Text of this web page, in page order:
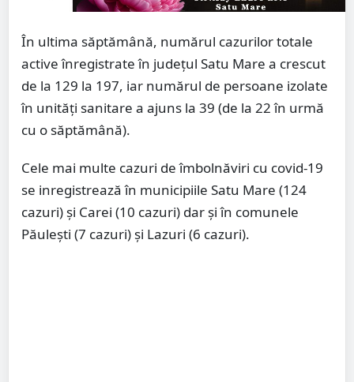
În ultima săptămână, numărul cazurilor totale
active înregistrate în județul Satu Mare a crescut
de la 129 la 197, iar numărul de persoane izolate
în unități sanitare a ajuns la 39 (de la 22 în urmă
cu o săptămână).
Cele mai multe cazuri de îmbolnăviri cu covid-19
se inregistrează în municipiile Satu Mare (124
cazuri) și Carei (10 cazuri) dar și în comunele
Păulești (7 cazuri) și Lazuri (6 cazuri).